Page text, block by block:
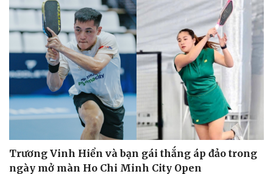
Trương Vinh Hiển và bạn gái thắng áp đảo trong
ngày mở màn Ho Chi Minh City Open